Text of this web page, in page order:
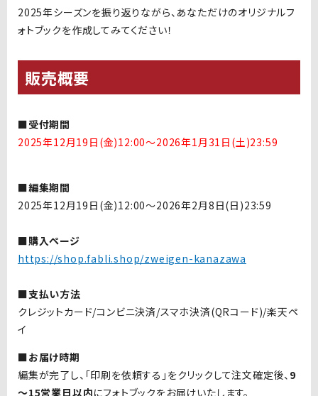
2025年シーズンを振り返りながら、あなただけのオリジナルフ
ォトブックを作成してみてください！
販売概要
■受付期間
2025年12月19日(金)12:00〜2026年1月31日(土)23:59
■編集期間
2025年12月19 日 (金)12:00〜2026年2月8 日(日 )23:59
■購入ページ
https://shop.fabli.shop/zweigen-kanazawa
■支払い方法
クレジットカード/コンビニ決済/スマホ決済(QRコード)/楽天ペ
イ
■お届け時期
編集が完了し、「印刷を依頼する」をクリックして注文確定後、 9
～15営業日以内にフォトブックをお届けいたします。